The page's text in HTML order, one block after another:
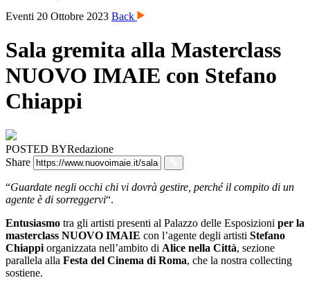
Eventi 20 Ottobre 2023 Back
Sala gremita alla Masterclass
NUOVO IMAIE con Stefano
Chiappi
POSTED BYRedazione
Share
“Guardate negli occhi chi vi dovrà gestire, perché il compito di un
agente è di sorreggervi“.
Entusiasmo tra gli artisti presenti al Palazzo delle Esposizioni per la
masterclass NUOVO IMAIE con l’agente degli artisti Stefano
Chiappi organizzata nell’ambito di Alice nella Città, sezione
parallela alla Festa del Cinema di Roma, che la nostra collecting
sostiene.